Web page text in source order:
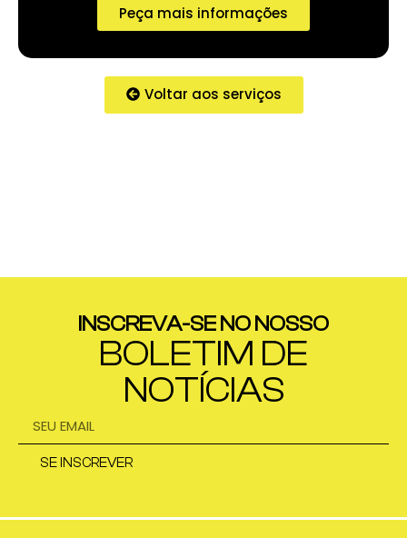
Peça mais informações
Voltar aos serviços
INSCREVA-SE NO NOSSO
BOLETIM DE
NOTÍCIAS
SE INSCREVER